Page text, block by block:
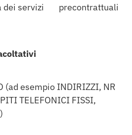
dei servizi
precontrattuali
(ad esempio INDIRIZZI, NR
TELEFONICI FISSI,